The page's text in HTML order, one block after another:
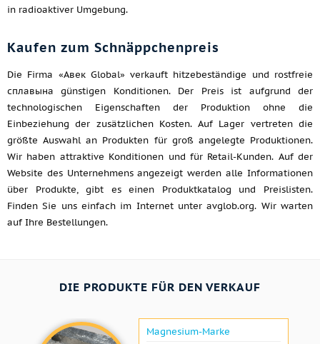
in radioaktiver Umgebung.
Kaufen zum Schnäppchenpreis
Die Firma «Авек Global» verkauft hitzebeständige und rostfreie
сплавына günstigen Konditionen. Der Preis ist aufgrund der
technologischen Eigenschaften der Produktion ohne die
Einbeziehung der zusätzlichen Kosten. Auf Lager vertreten die
größte Auswahl an Produkten für groß angelegte Produktionen.
Wir haben attraktive Konditionen und für Retail-Kunden. Auf der
Website des Unternehmens angezeigt werden alle Informationen
über Produkte, gibt es einen Produktkatalog und Preislisten.
Finden Sie uns einfach im Internet unter avglob.org. Wir warten
auf Ihre Bestellungen.
DIE PRODUKTE FÜR DEN VERKAUF
Magnesium-Marke